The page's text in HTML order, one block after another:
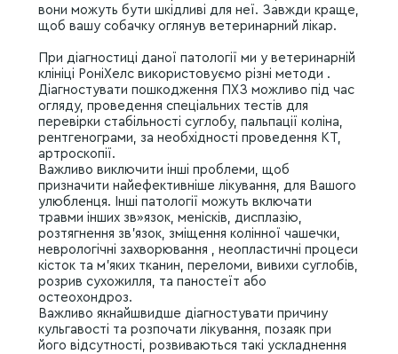
вони можуть бути шкідливі для неї. Завжди краще,
щоб вашу собачку оглянув ветеринарний лікар.
При діагностиці даної патології ми у ветеринарній
клініці РоніХелс використовуємо різні методи .
Діагностувати пошкодження ПХЗ можливо під час
огляду, проведення спеціальних тестів для
перевірки стабільності суглобу, пальпації коліна,
рентгенограми, за необхідності проведення КТ,
артроскопії.
Важливо виключити інші проблеми, щоб
призначити найефективніше лікування, для Вашого
улюбленця. Інші патології можуть включати
травми інших зв»язок, менісків, дисплазію,
розтягнення зв’язок, зміщення колінної чашечки,
неврологічні захворювання , неопластичні процеси
кісток та м’яких тканин, переломи, вивихи суглобів,
розрив сухожилля, та паностеїт або
остеохондроз.
Важливо якнайшвидше діагностувати причину
кульгавості та розпочати лікування, позаяк при
його відсутності, розвиваються такі ускладнення